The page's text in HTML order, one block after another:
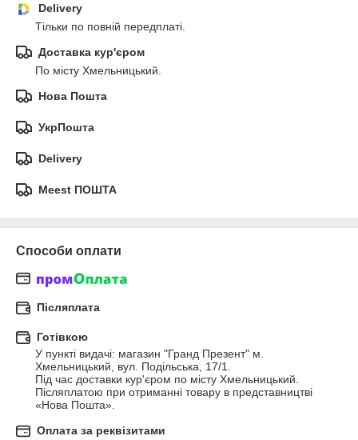
Delivery
Тільки по повній передплаті.
Доставка кур'єром
По місту Хмельницький.
Нова Пошта
УкрПошта
Delivery
Meest ПОШТА
Способи оплати
Післяплата
Готівкою
У пункті видачі: магазин "Гранд Презент" м.
Хмельницький, вул. Подільська, 17/1.
Під час доставки кур'єром по місту Хмельницький.
Післяплатою при отриманні товару в представництві
«Нова Пошта».
Оплата за реквізитами